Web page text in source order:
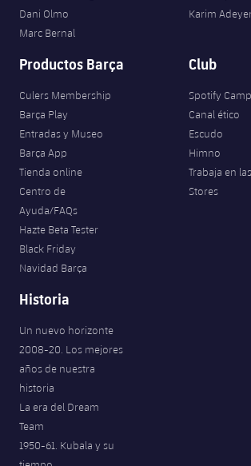
Dani Olmo
Marc Bernal
Karim
Productos Barça
Culers Membership
Barça Play
Entradas y Museo
Barça App
Tienda online
Centro de
Ayuda/FAQs
Hazte Beta Tester
Black Friday
Navidad Barça
Club
Spotify
Canal ético
Escudo
Himno
Trabaja en
Stores
Historia
Un nuevo horizonte
2008-20. Los mejores
años de nuestra
historia
La era del Dream
Team
1950-61. Kubala y su